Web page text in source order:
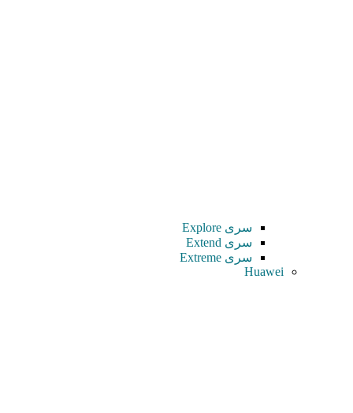
سری Explore
سری Extend
سری Extreme
Huawei